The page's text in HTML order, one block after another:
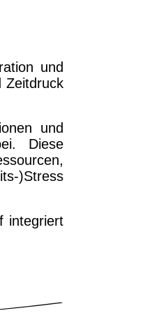
und
Zeitdruck
und
Diese
)Stress
integriert